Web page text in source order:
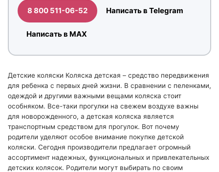
8 800 511-06-52 Написать в Telegram
Написать в MAX
Детские коляски Коляска детская – средство передвижения
для ребенка с первых дней жизни. В сравнении с пеленками,
одеждой и другими важными вещами коляска стоит
особняком. Все-таки прогулки на свежем воздухе важны
для новорожденного, а детская коляска является
транспортным средством для прогулок. Вот почему
родители уделяют особое внимание покупке детской
коляски. Сегодня производители предлагает огромный
ассортимент надежных, функциональных и привлекательных
детских колясок. Родители могут выбирать по своим